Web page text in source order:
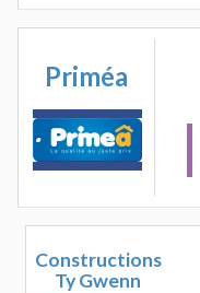
Priméa
Constructions
Ty Gwenn